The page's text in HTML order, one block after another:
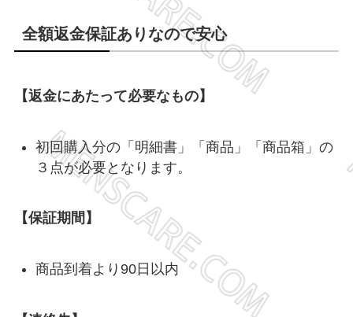
全額返金保証ありなので安心
【返金にあたって必要なもの】
初回購入分の「明細書」「商品」「商品箱」の
３点が必要となります。
【保証期間】
商品到着より90日以内